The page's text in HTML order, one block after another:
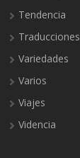
Tendencia
Traducciones
Variedades
Varios
Viajes
Videncia